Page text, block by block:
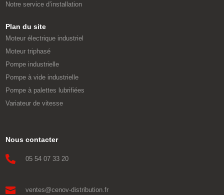
Notre service d’installation
Plan du site
Moteur électrique industriel
Moteur triphasé
Pompe industrielle
Pompe à vide industrielle
Pompe à palettes lubrifiées
Variateur de vitesse
Nous contacter
 05 54 07 33 20
 ventes@cenov-distribution.fr